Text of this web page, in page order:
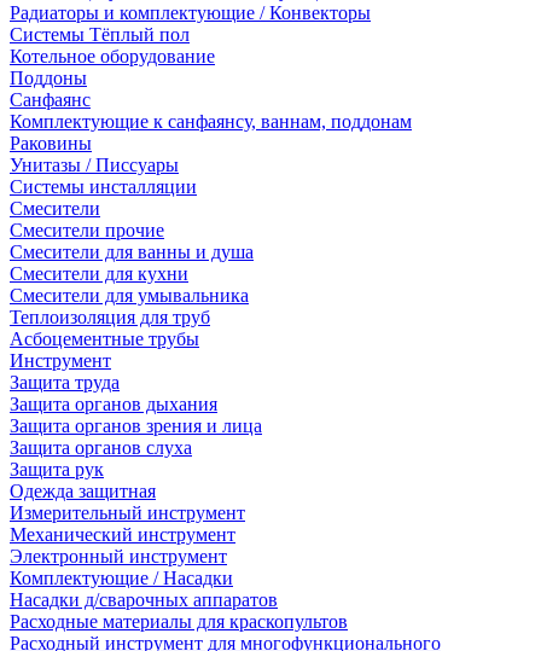
Радиаторы и комплектующие / Конвекторы
Системы Тёплый пол
Котельное оборудование
Поддоны
Санфаянс
Комплектующие к санфаянсу, ваннам, поддонам
Раковины
Унитазы / Писсуары
Системы инсталляции
Смесители
Смесители прочие
Смесители для ванны и душа
Смесители для кухни
Смесители для умывальника
Теплоизоляция для труб
Асбоцементные трубы
Инструмент
Защита труда
Защита органов дыхания
Защита органов зрения и лица
Защита органов слуха
Защита рук
Одежда защитная
Измерительный инструмент
Механический инструмент
Электронный инструмент
Комплектующие / Насадки
Насадки д/сварочных аппаратов
Расходные материалы для краскопультов
Расходный инструмент для многофункционального